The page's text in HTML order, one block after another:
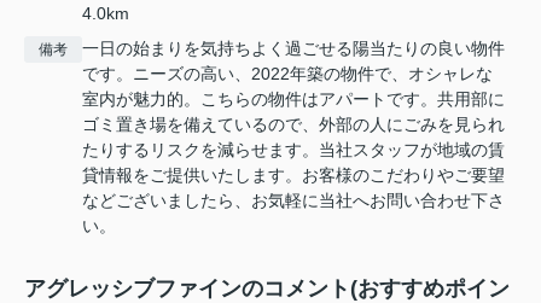
4.0km
備考
一日の始まりを気持ちよく過ごせる陽当たりの良い物件
です。ニーズの高い、2022年築の物件で、オシャレな
室内が魅力的。こちらの物件はアパートです。共用部に
ゴミ置き場を備えているので、外部の人にごみを見られ
たりするリスクを減らせます。当社スタッフが地域の賃
貸情報をご提供いたします。お客様のこだわりやご要望
などございましたら、お気軽に当社へお問い合わせ下さ
い。
アグレッシブファインのコメント(おすすめポイン